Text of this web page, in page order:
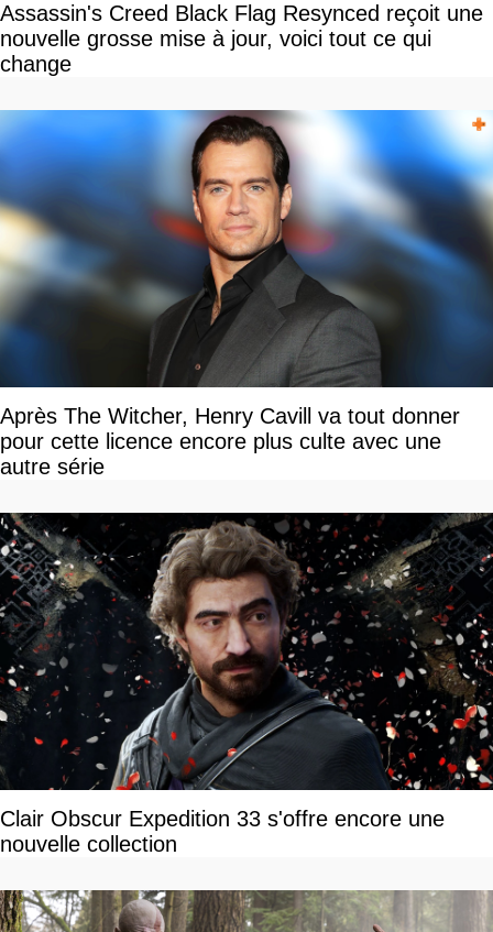
Assassin's Creed Black Flag Resynced reçoit une
nouvelle grosse mise à jour, voici tout ce qui
change
Après The Witcher, Henry Cavill va tout donner
pour cette licence encore plus culte avec une
autre série
Clair Obscur Expedition 33 s'offre encore une
nouvelle collection